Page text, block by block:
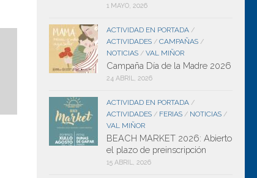
1 MAYO, 2026
ACTIVIDAD EN PORTADA /
ACTIVIDADES / CAMPAÑAS /
NOTICIAS / VAL MIÑOR
Campaña Día de la Madre 2026
24 ABRIL, 2026
ACTIVIDAD EN PORTADA /
ACTIVIDADES / FERIAS / NOTICIAS /
VAL MIÑOR
BEACH MARKET 2026: Abierto
el plazo de preinscripción
15 ABRIL, 2026